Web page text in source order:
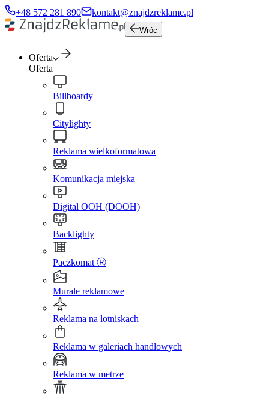
+48 572 281 890 kontakt@znajdzreklame.pl
Wróc
Oferta
Oferta
Billboardy
Citylighty
Reklama wielkoformatowa
Komunikacja miejska
Digital OOH (DOOH)
Backlighty
Paczkomat Ⓡ
Murale reklamowe
Reklama na lotniskach
Reklama w galeriach handlowych
Reklama w metrze